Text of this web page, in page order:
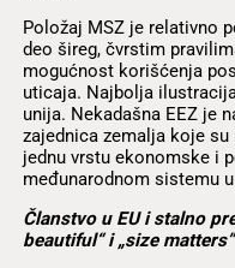
Položaj MSZ je relativno
deo šireg, čvrstim
mogućnost korišćenja
uticaja. Najbolja
unija. Nekadašna EEZ je
zajednica zemalja koje
jednu vrstu ekonomske i
međunarodnom sistemu
Članstvo u EU i stalno
beautiful“ i „size matters”